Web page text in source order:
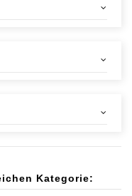
Kategorie: